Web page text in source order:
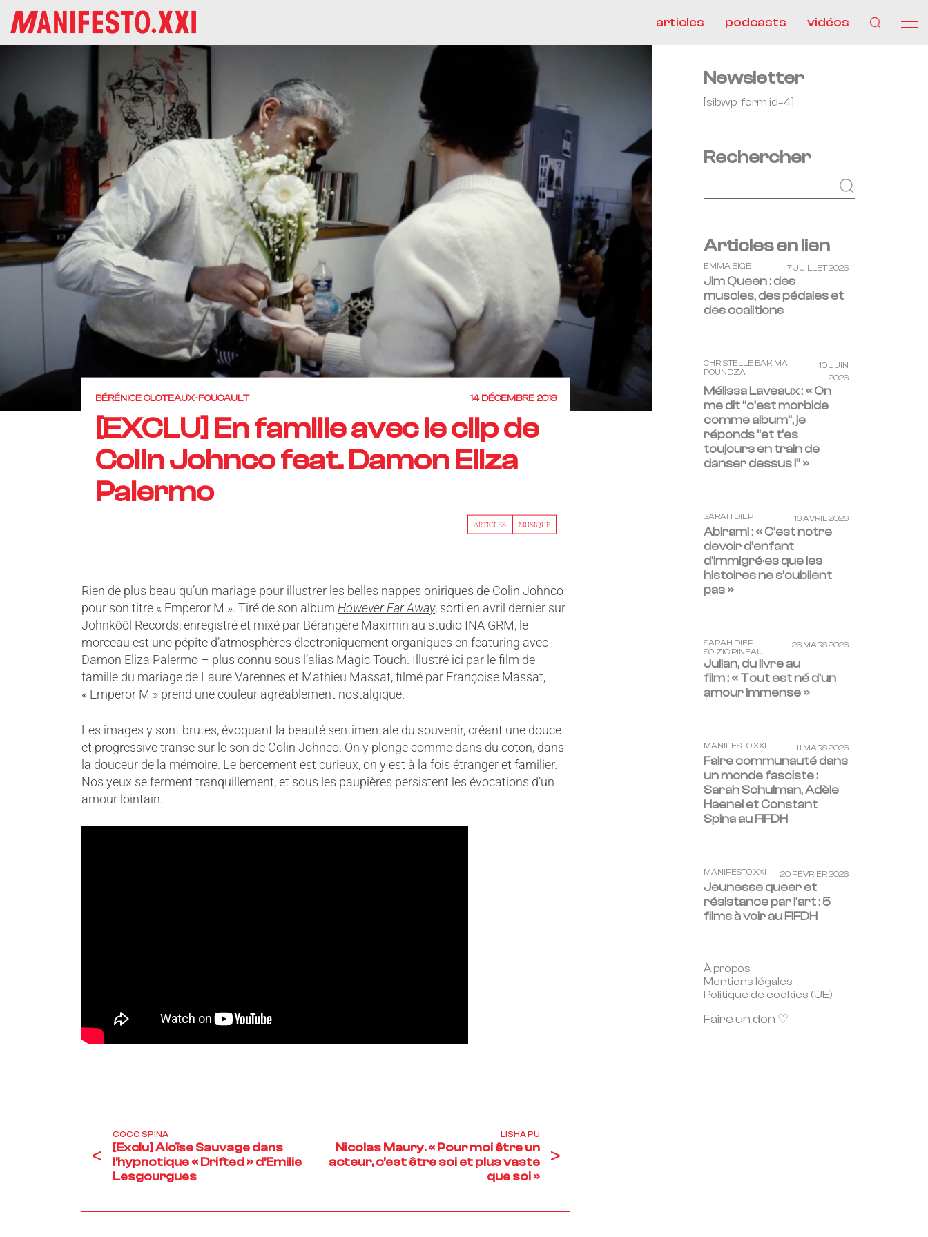
articles podcasts vidéos
BÉRÉNICE CLOTEAUX-FOUCAULT 14 DÉCEMBRE 2018
[EXCLU] En famille avec le clip de
Colin Johnco feat. Damon Eliza
Palermo
ARTICLES MUSIQUE
Rien de plus beau qu’un mariage pour illustrer les belles nappes oniriques de Colin Johnco
pour son titre « Emperor M ». Tiré de son album However Far Away, sorti en avril dernier sur
Johnkôôl Records, enregistré et mixé par Bérangère Maximin au studio INA GRM, le
morceau est une pépite d’atmosphères électroniquement organiques en featuring avec
Damon Eliza Palermo – plus connu sous l’alias Magic Touch. Illustré ici par le film de
famille du mariage de Laure Varennes et Mathieu Massat, filmé par Françoise Massat,
« Emperor M » prend une couleur agréablement nostalgique.
Les images y sont brutes, évoquant la beauté sentimentale du souvenir, créant une douce
et progressive transe sur le son de Colin Johnco. On y plonge comme dans du coton, dans
la douceur de la mémoire. Le bercement est curieux, on y est à la fois étranger et familier.
Nos yeux se ferment tranquillement, et sous les paupières persistent les évocations d’un
amour lointain.
<
COCO SPINA
[Exclu] Aloïse Sauvage dans
l’hypnotique « Drifted » d’Emilie
Lesgourgues
LISHA PU
Nicolas Maury. « Pour moi être un
acteur, c’est être soi et plus vaste
que soi »
>
Newsletter
[sibwp_form id=4]
Rechercher
Articles en lien
EMMA BIGÉ 7 JUILLET 2026
Jim Queen : des
muscles, des pédales et
des coalitions
CHRISTELLE BAKIMA
POUNDZA
10 JUIN
2026
Mélissa Laveaux : « On
me dit “c’est morbide
comme album”, je
réponds “et t’es
toujours en train de
danser dessus !” »
SARAH DIEP 16 AVRIL 2026
Abirami : « C’est notre
devoir d’enfant
d’immigré·es que les
histoires ne s’oublient
pas »
SARAH DIEP
SOIZIC PINEAU
26 MARS 2026
Julian, du livre au
film : « Tout est né d’un
amour immense »
MANIFESTO XXI 11 MARS 2026
Faire communauté dans
un monde fasciste :
Sarah Schulman, Adèle
Haenel et Constant
Spina au FIFDH
MANIFESTO XXI 20 FÉVRIER 2026
Jeunesse queer et
résistance par l’art : 5
films à voir au FIFDH
À propos
Mentions légales
Politique de cookies (UE)
Faire un don ♡